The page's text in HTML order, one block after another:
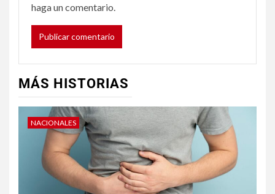
haga un comentario.
MÁS HISTORIAS
NACIONALES